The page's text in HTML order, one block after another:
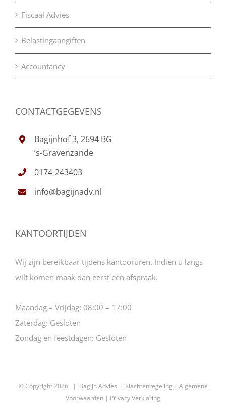
Fiscaal Advies
Belastingaangiften
Accountancy
CONTACTGEGEVENS
Bagijnhof 3, 2694 BG
’s-Gravenzande
0174-243403
info@bagijnadv.nl
KANTOORTIJDEN
Wij zijn bereikbaar tijdens kantooruren. Indien u langs
wilt komen maak dan eerst een afspraak.
Maandag – Vrijdag: 08:00 – 17:00
Zaterdag: Gesloten
Zondag en feestdagen: Gesloten
© Copyright2026 | Bagijn Advies | Klachtenregeling | Algemene
Voorwaarden | Privacy Verklaring